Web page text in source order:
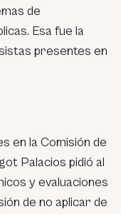
de
Esa fue la
presentes en
en la Comisión de
Palacios pidió al
y evaluaciones
de no aplicar de